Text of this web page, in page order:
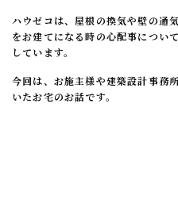
ハウゼコは、屋根の換気や壁の通
をお建てになる時の心配事につい
しています。
今回は、お施主様や建築設計事務
いたお宅のお話です。